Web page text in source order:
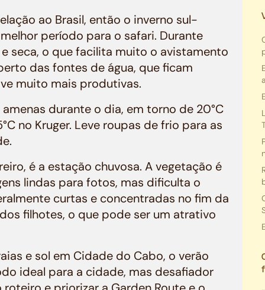
ao Brasil, então o inverno sul-
período para o safari. Durante
seca, o que facilita muito o avistamento
das fontes de água, que ficam
muito mais produtivas.
durante o dia, em torno de 20°C
no Kruger. Leve roupas de frio para as
é a estação chuvosa. A vegetação é
lindas para fotos, mas dificulta o
curtas e concentradas no fim da
filhotes, o que pode ser um atrativo
e sol em Cidade do Cabo, o verão
ideal para a cidade, mas desafiador